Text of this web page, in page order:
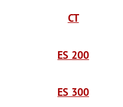
CT
ES 200
ES 300